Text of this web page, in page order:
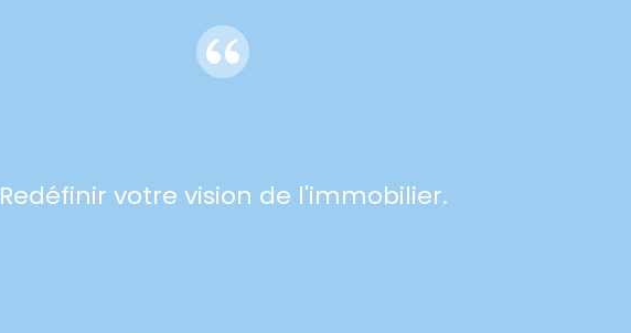
Redéfinir votre vision de l'immobilier.